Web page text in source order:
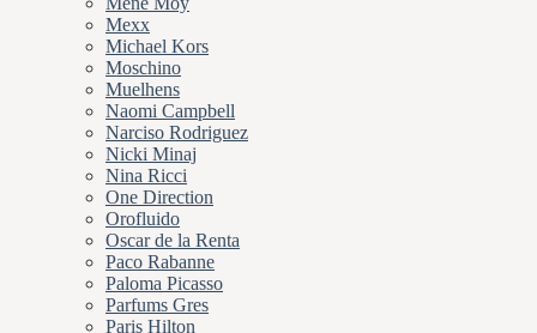
Mexx
Michael Kors
Moschino
Muelhens
Naomi Campbell
Narciso Rodriguez
Nicki Minaj
Nina Ricci
One Direction
Orofluido
Oscar de la Renta
Paco Rabanne
Paloma Picasso
Parfums Gres
Paris Hilton